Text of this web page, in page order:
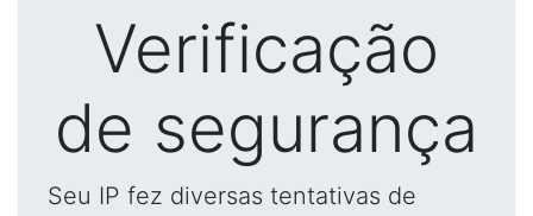
Verificação
de segurança
Seu IP fez diversas tentativas de